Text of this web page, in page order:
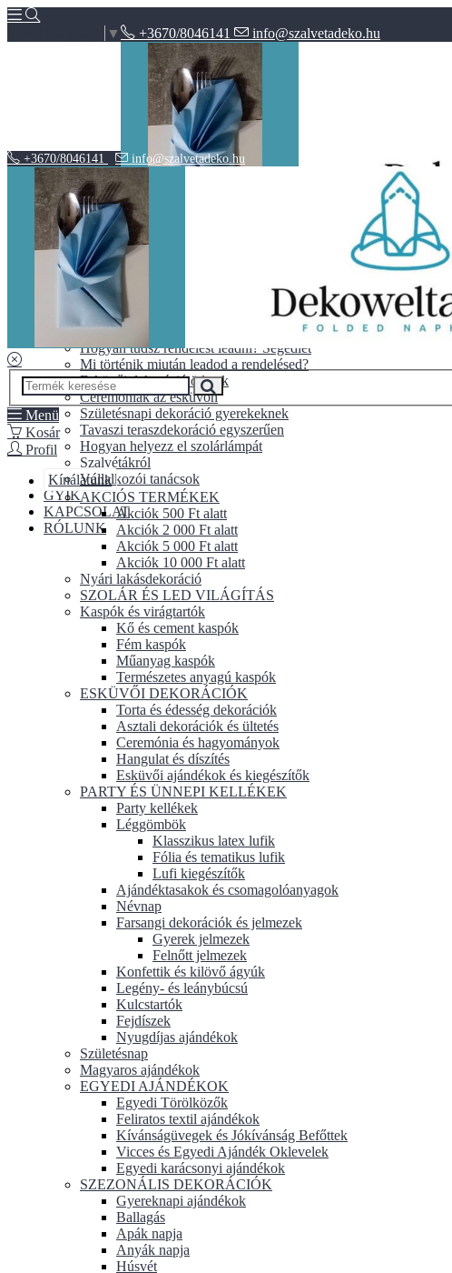
▼ +3670/8046141 info@szalvetadeko.hu
Hírek
ÁSZF
Adatvédelem
BLOG
10+1 tipp a tökéletes nászajándékhoz
Halloween vs. Mindenszentek
Hogyan tudsz rendelést leadni? Segédlet
Mi történik miután leadod a rendelésed?
Esküvői dekoráció ötletek
Ceremóniák az esküvőn
Születésnapi dekoráció gyerekeknek
Tavaszi teraszdekoráció egyszerűen
Hogyan helyezz el szolárlámpát
Szalvétákról
Vállalkozói tanácsok
GYIK
KAPCSOLAT
RÓLUNK
+3670/8046141 info@szalvetadeko.hu
Menü
Kosár
Profil
Kínálatunk
AKCIÓS TERMÉKEK
Akciók 500 Ft alatt
Akciók 2 000 Ft alatt
Akciók 5 000 Ft alatt
Akciók 10 000 Ft alatt
Nyári lakásdekoráció
SZOLÁR ÉS LED VILÁGÍTÁS
Kaspók és virágtartók
Kő és cement kaspók
Fém kaspók
Műanyag kaspók
Természetes anyagú kaspók
ESKÜVŐI DEKORÁCIÓK
Torta és édesség dekorációk
Asztali dekorációk és ültetés
Ceremónia és hagyományok
Hangulat és díszítés
Esküvői ajándékok és kiegészítők
PARTY ÉS ÜNNEPI KELLÉKEK
Party kellékek
Léggömbök
Klasszikus latex lufik
Fólia és tematikus lufik
Lufi kiegészítők
Ajándéktasakok és csomagolóanyagok
Névnap
Farsangi dekorációk és jelmezek
Gyerek jelmezek
Felnőtt jelmezek
Konfettik és kilövő ágyúk
Legény- és leánybúcsú
Kulcstartók
Fejdíszek
Nyugdíjas ajándékok
Születésnap
Magyaros ajándékok
EGYEDI AJÁNDÉKOK
Egyedi Törölközők
Feliratos textil ajándékok
Kívánságüvegek és Jókívánság Befőttek
Vicces és Egyedi Ajándék Oklevelek
Egyedi karácsonyi ajándékok
SZEZONÁLIS DEKORÁCIÓK
Gyereknapi ajándékok
Ballagás
Apák napja
Anyák napja
Húsvét